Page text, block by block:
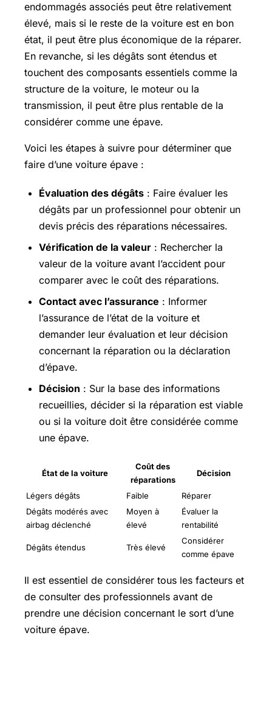
endommagés associés peut être relativement
élevé, mais si le reste de la voiture est en bon
état, il peut être plus économique de la réparer.
En revanche, si les dégâts sont étendus et
touchent des composants essentiels comme la
structure de la voiture, le moteur ou la
transmission, il peut être plus rentable de la
considérer comme une épave.
Voici les étapes à suivre pour déterminer que
faire d’une voiture épave :
Évaluation des dégâts : Faire évaluer les
dégâts par un professionnel pour obtenir un
devis précis des réparations nécessaires.
Vérification de la valeur : Rechercher la
valeur de la voiture avant l’accident pour
comparer avec le coût des réparations.
Contact avec l’assurance : Informer
l’assurance de l’état de la voiture et
demander leur évaluation et leur décision
concernant la réparation ou la déclaration
d’épave.
Décision : Sur la base des informations
recueillies, décider si la réparation est viable
ou si la voiture doit être considérée comme
une épave.
État de la voiture
Coût des
réparations
Décision
Légers dégâts Faible
Réparer
Dégâts modérés avec
airbag déclenché
Moyen à
élevé
Évaluer la
rentabilité
Dégâts étendus Très élevé
Considérer
comme épave
Il est essentiel de considérer tous les facteurs et
de consulter des professionnels avant de
prendre une décision concernant le sort d’une
voiture épave.